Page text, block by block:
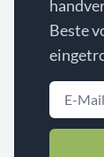
Beste